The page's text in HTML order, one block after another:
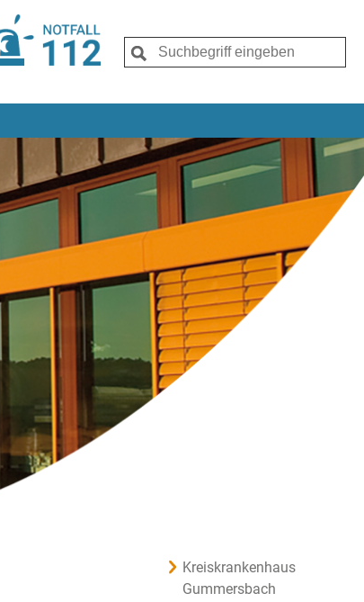
Kreiskrankenhaus
Gummersbach